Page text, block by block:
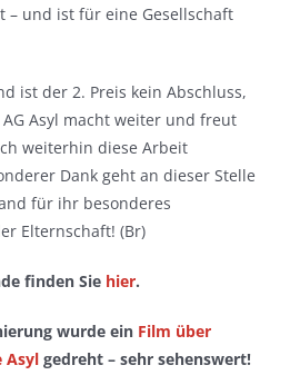
– und ist für eine Gesellschaft
ist der 2. Preis kein Abschluss,
Asyl macht weiter und freut
weiterhin diese Arbeit
Dank geht an dieser Stelle
für ihr besonderes
Elternschaft! (Br)
finden Sie hier.
wurde ein Film über
Asylgedreht – sehr sehenswert!